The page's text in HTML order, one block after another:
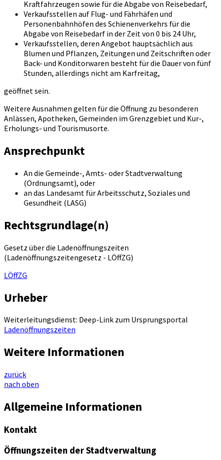
Kraftfahrzeugen sowie für die Abgabe von Reisebedarf,
Verkaufsstellen auf Flug- und Fährhäfen und
Personenbahnhöfen des Schienenverkehrs für die
Abgabe von Reisebedarf in der Zeit von 0 bis 24 Uhr,
Verkaufsstellen, deren Angebot hauptsächlich aus
Blumen und Pflanzen, Zeitungen und Zeitschriften oder
Back- und Konditorwaren besteht für die Dauer von fünf
Stunden, allerdings nicht am Karfreitag,
geöffnet sein.
Weitere Ausnahmen gelten für die Öffnung zu besonderen
Anlässen, Apotheken, Gemeinden im Grenzgebiet und Kur-,
Erholungs- und Tourismusorte.
Ansprechpunkt
An die Gemeinde-, Amts- oder Stadtverwaltung
(Ordnungsamt), oder
an das Landesamt für Arbeitsschutz, Soziales und
Gesundheit (LASG)
Rechtsgrundlage(n)
Gesetz über die Ladenöffnungszeiten
(Ladenöffnungszeitengesetz - LÖffZG)
LÖffZG
Urheber
Weiterleitungsdienst: Deep-Link zum Ursprungsportal
Ladenöffnungszeiten
Weitere Informationen
zurück
nach oben
Allgemeine Informationen
Kontakt
Öffnungszeiten der Stadtverwaltung